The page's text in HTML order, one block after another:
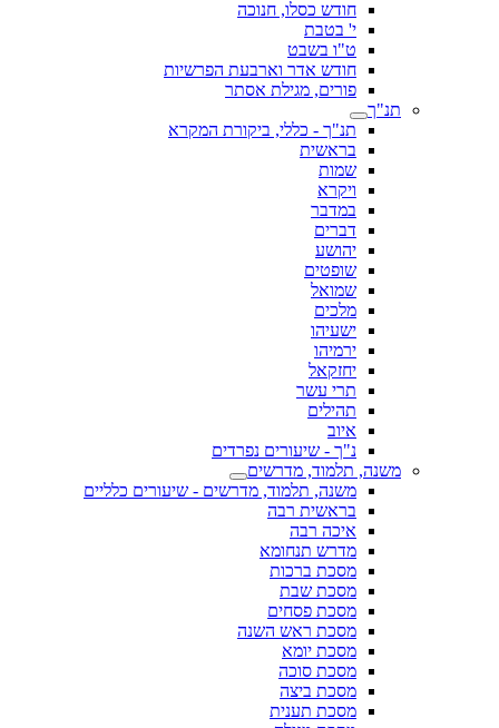
חודש כסלו, חנוכה
י' בטבת
ט"ו בשבט
חודש אדר וארבעת הפרשיות
פורים, מגילת אסתר
תנ"ך
תנ"ך - כללי, ביקורת המקרא
בראשית
שמות
ויקרא
במדבר
דברים
יהושע
שופטים
שמואל
מלכים
ישעיהו
ירמיהו
יחזקאל
תרי עשר
תהילים
איוב
נ"ך - שיעורים נפרדים
משנה, תלמוד, מדרשים
משנה, תלמוד, מדרשים - שיעורים כלליים
בראשית רבה
איכה רבה
מדרש תנחומא
מסכת ברכות
מסכת שבת
מסכת פסחים
מסכת ראש השנה
מסכת יומא
מסכת סוכה
מסכת ביצה
מסכת תענית